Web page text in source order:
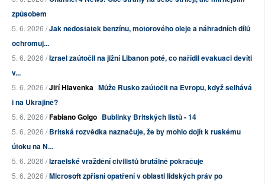
způsobem
5. 6. 2026 /Jak nedostatek benzínu, motorového oleje a náhradních dílů
ochromuj...
5. 6. 2026 /Izrael zaútočil na jižní Libanon poté, co nařídil evakuaci devíti
v...
5. 6. 2026 /Jiří Hlavenka Může Rusko zaútočit na Evropu, když selhává
i na Ukrajině?
5. 6. 2026 /Fabiano Golgo Bublinky Britských listů - 14
5. 6. 2026 /Britská rozvědka naznačuje, že by mohlo dojít k ruskému
útoku na N...
5. 6. 2026 /Izraelské vraždění civilistů brutálně pokračuje
5. 6. 2026 /Microsoft zpřísní opatření v oblasti lidských práv po